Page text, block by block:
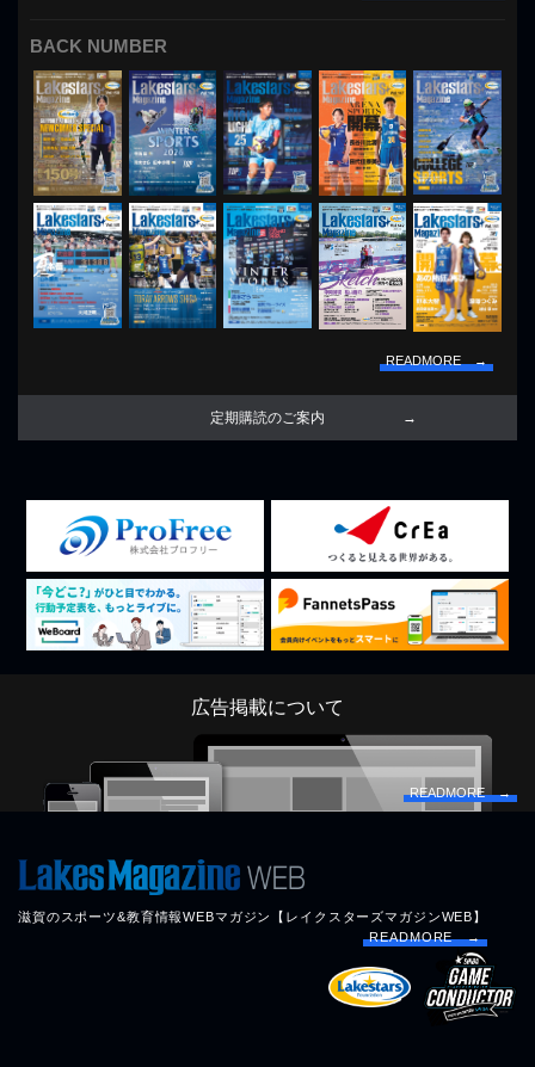
BACK NUMBER
READMORE →
定期購読のご案内
広告掲載について
READMORE →
滋賀のスポーツ&教育情報WEBマガジン【レイクスターズマガジンWEB】
READMORE →